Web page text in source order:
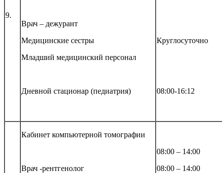
9.
Врач – дежурант
Медицинские сестры
Младший медицинский персонал
Дневной стационар (педиатрия)
Круглосуточно
08:00-16:12
Кабинет компьютерной томографии
Врач -рентгенолог
08:00 – 14:00
08:00 – 14:00